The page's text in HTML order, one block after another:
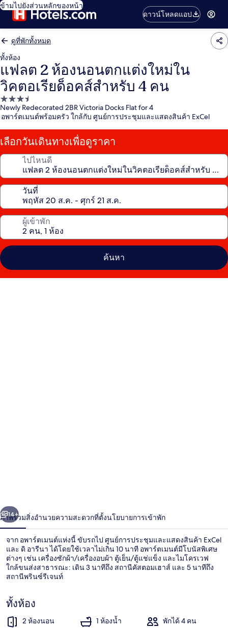
ข้ามไปยังส่วนหลักของหน้า
ดาวน์โหลดแอป
ดูที่พักทั้งหมด
ทั้งห้อง
แฟลต 2 ห้องนอนตกแต่งใหม่ใน
วิคตอเรียด็อคส์สำหรับ 4 คน
ที่พัก
3.5
Newly Redecorated 2BR Victoria Docks Flat for 4
อพาร์ตเมนต์พร้อมครัว ใกล้กับ ศูนย์การประชุมและแสดงสินค้า ExCel
เลือกวันเดินทางเพื่อดูราคา
ไปไหนดี
วันที่
ผู้เข้าพัก
ค้นหา
ตกแต่ง
ใหม่
ใน
วิคตอเรีย
ด็อคส์
สำหรับ
บริเวณนั่งเล่น
า
ถัดไป
14+
ภาพรวมสิ่งอำนวยความสะดวกที่ตั้งนโยบายการเข้าพัก
จาก อพาร์ตเมนต์แห่งนี้ ขับรถไป ศูนย์การประชุมและแสดงสินค้า ExCel
และ ดิ อารีนา ได้โดยใช้เวลาไม่เกิน 10 นาที อพาร์ตเมนต์มีโบนัสพิเศษ
ต่างๆ เช่น เครื่องซักผ้า/เครื่องอบผ้า ตู้เย็น/ตู้แช่แข็ง และไมโครเวฟ
ใกล้ขนส่งสาธารณะ: เดิน 3 นาทีถึง สถานีคัสตอมเฮาส์ และ 5 นาทีถึง
สถานีพรินซ์รีเจนท์
ทั้งห้อง
2 ห้องนอน 1 ห้องน้ำ พักได้ 4 คน